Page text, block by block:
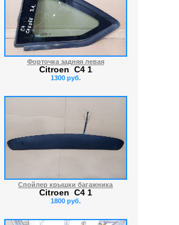
Форточка задняя левая
Citroen C4 1
1300 руб.
Спойлер крышки багажника
Citroen C4 1
1800 руб.